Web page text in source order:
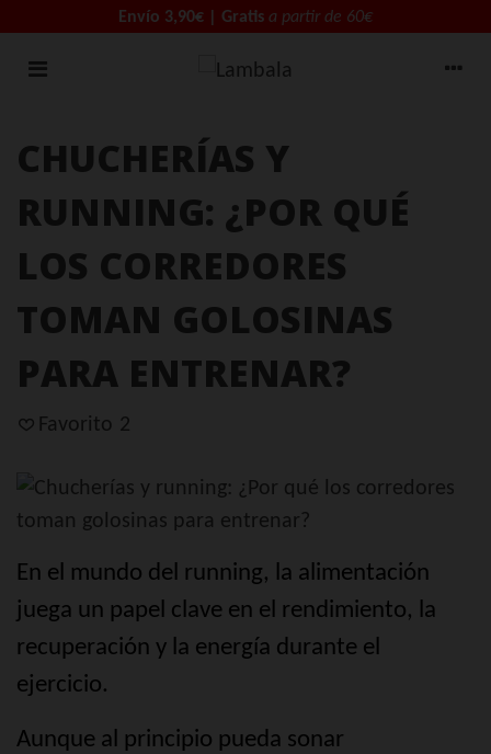
Envío 3,90€ | Gratis a partir de 60€
CHUCHERÍAS Y
RUNNING: ¿POR QUÉ
LOS CORREDORES
TOMAN GOLOSINAS
PARA ENTRENAR?
Favorito 2
En el mundo del running, la alimentación
juega un papel clave en el rendimiento, la
recuperación y la energía durante el
ejercicio.
Aunque al principio pueda sonar